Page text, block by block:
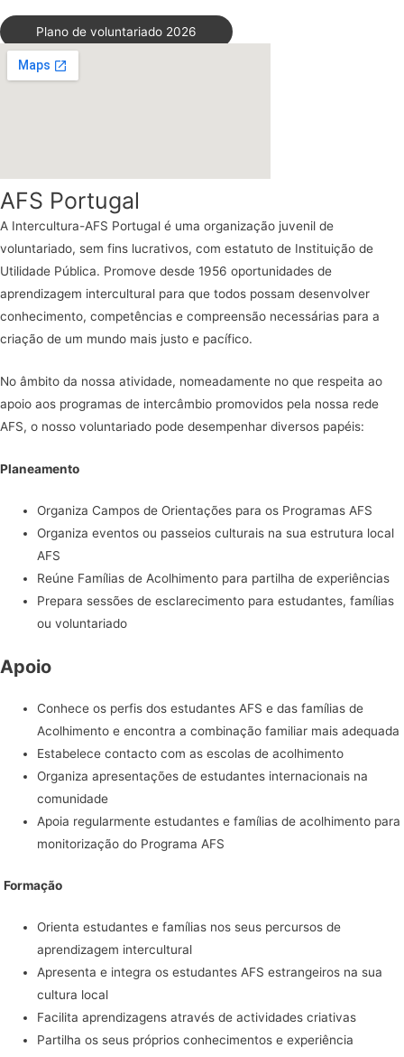
Plano de voluntariado 2026
AFS Portugal
A Intercultura-AFS Portugal é uma organização juvenil de
voluntariado, sem fins lucrativos, com estatuto de Instituição de
Utilidade Pública. Promove desde 1956 oportunidades de
aprendizagem intercultural para que todos possam desenvolver
conhecimento, competências e compreensão necessárias para a
criação de um mundo mais justo e pacífico.
No âmbito da nossa atividade, nomeadamente no que respeita ao
apoio aos programas de intercâmbio promovidos pela nossa rede
AFS, o nosso voluntariado pode desempenhar diversos papéis:
Planeamento
Organiza Campos de Orientações para os Programas AFS
Organiza eventos ou passeios culturais na sua estrutura local
AFS
Reúne Famílias de Acolhimento para partilha de experiências
Prepara sessões de esclarecimento para estudantes, famílias
ou voluntariado
Apoio
Conhece os perfis dos estudantes AFS e das famílias de
Acolhimento e encontra a combinação familiar mais adequada
Estabelece contacto com as escolas de acolhimento
Organiza apresentações de estudantes internacionais na
comunidade
Apoia regularmente estudantes e famílias de acolhimento para
monitorização do Programa AFS
Formação
Orienta estudantes e famílias nos seus percursos de
aprendizagem intercultural
Apresenta e integra os estudantes AFS estrangeiros na sua
cultura local
Facilita aprendizagens através de actividades criativas
Partilha os seus próprios conhecimentos e experiência